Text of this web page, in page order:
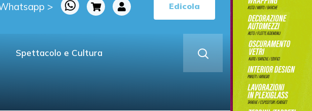
> Edicola
Spettacolo e Cultura